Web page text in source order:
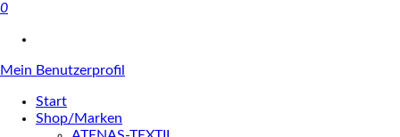
0
Mein Benutzerprofil
Start
Shop/Marken